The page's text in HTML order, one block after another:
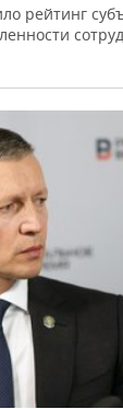
рейтинг